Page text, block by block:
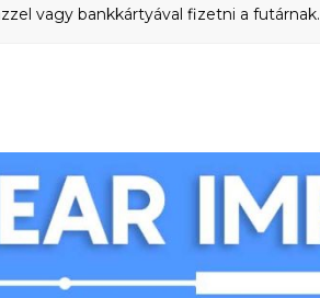
vagy bankkártyával fizetni a futárnak.